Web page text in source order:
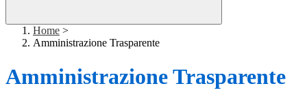
Home >
Amministrazione Trasparente
Amministrazione Trasparente